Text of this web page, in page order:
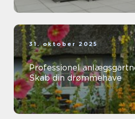
31. oktober 2025
Professionel
Skab din drømmehave